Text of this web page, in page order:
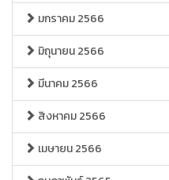
มกราคม 2566
มิถุนายน 2566
มีนาคม 2566
สิงหาคม 2566
เมษายน 2566